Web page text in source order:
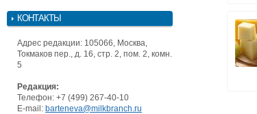
КОНТАКТЫ
Адрес редакции: 105066, Москва,
Токмаков пер., д. 16, стр. 2, пом. 2, комн.
5
Редакция:
Телефон: +7 (499) 267-40-10
E-mail: barteneva@milkbranch.ru